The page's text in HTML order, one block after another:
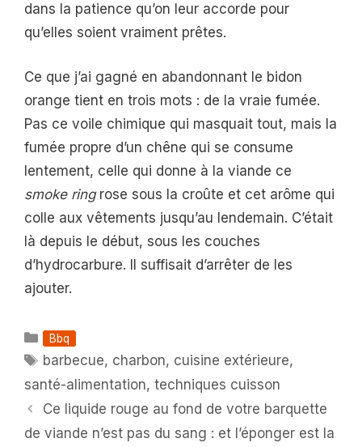
dans la patience qu’on leur accorde pour
qu’elles soient vraiment prêtes.
Ce que j’ai gagné en abandonnant le bidon
orange tient en trois mots : de la vraie fumée.
Pas ce voile chimique qui masquait tout, mais la
fumée propre d’un chêne qui se consume
lentement, celle qui donne à la viande ce
smoke ringrose sous la croûte et cet arôme qui
colle aux vêtements jusqu’au lendemain. C’était
là depuis le début, sous les couches
d’hydrocarbure. Il suffisait d’arrêter de les
ajouter.
Catégories
Bbq
Étiquettes
barbecue, charbon, cuisine extérieure,
santé-alimentation, techniques cuisson
Ce liquide rouge au fond de votre barquette
de viande n’est pas du sang : et l’éponger est la